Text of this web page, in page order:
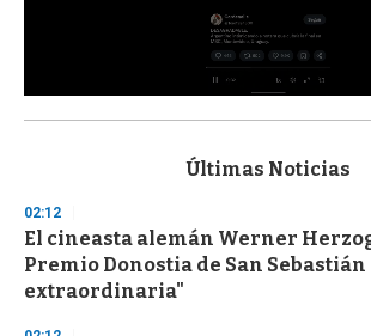
s
d
s
o
f
3
Últimas Noticias
02:12
El cineasta alemán Werner
Premio Donostia de San
extraordinaria"